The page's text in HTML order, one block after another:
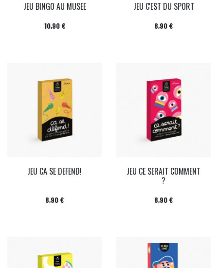
JEU BINGO AU MUSEE
Prix
10,90 €
JEU C'EST DU SPORT
Prix
8,90 €
JEU CA SE DEFEND!
Prix
8,90 €
JEU CE SERAIT COMMENT
?
Prix
8,90 €